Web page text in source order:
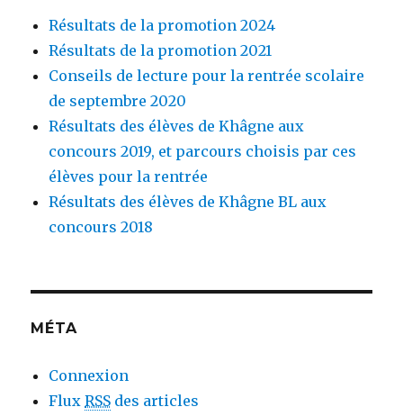
Résultats de la promotion 2024
Résultats de la promotion 2021
Conseils de lecture pour la rentrée scolaire
de septembre 2020
Résultats des élèves de Khâgne aux
concours 2019, et parcours choisis par ces
élèves pour la rentrée
Résultats des élèves de Khâgne BL aux
concours 2018
MÉTA
Connexion
FluxRSS des articles